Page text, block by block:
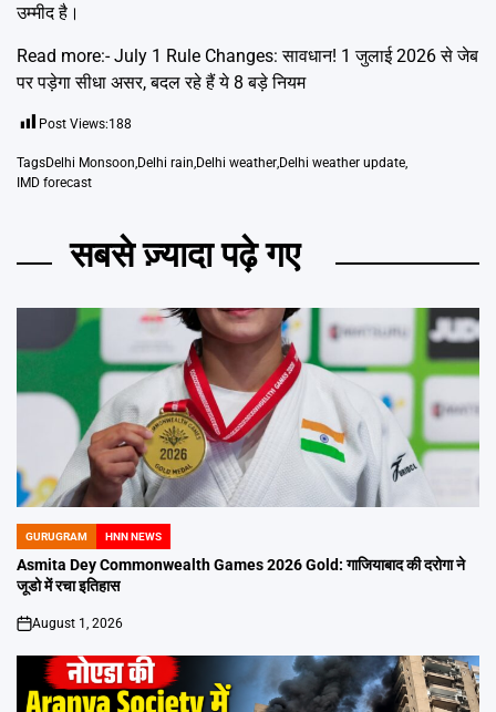
उम्मीद है।
Read more:-July 1 Rule Changes: सावधान! 1 जुलाई 2026 से जेब
पर पड़ेगा सीधा असर, बदल रहे हैं ये 8 बड़े नियम
Post Views:188
TagsDelhi Monsoon Delhi rain Delhi weather Delhi weather update
IMD forecast
सबसे ज़्यादा पढ़े गए
POSTED
IN
GURUGRAM HNN NEWS
Asmita Dey Commonwealth Games 2026 Gold: गाजियाबाद की दरोगा ने
जूडो में रचा इतिहास
on
August 1, 2026